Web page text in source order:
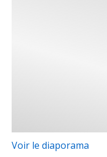
Voir le diaporama